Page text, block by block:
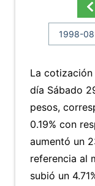
La
día Sábado
pesos,
0.19% con
aumentó un
referencia al
subió un